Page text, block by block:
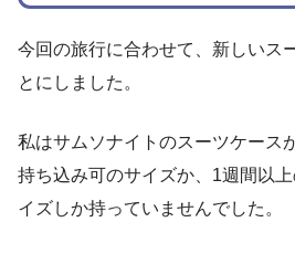
今回の旅行に合わせて、新しいス
とにしました。
私はサムソナイトのスーツケース
持ち込み可のサイズか、1週間以
イズしか持っていませんでした。